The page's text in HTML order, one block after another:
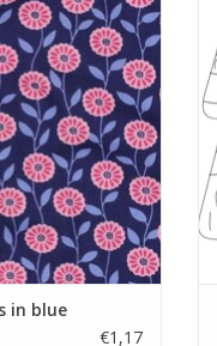
print. Geschikt
of accessoires.
WINKELWAGEN
in blue
€1,17